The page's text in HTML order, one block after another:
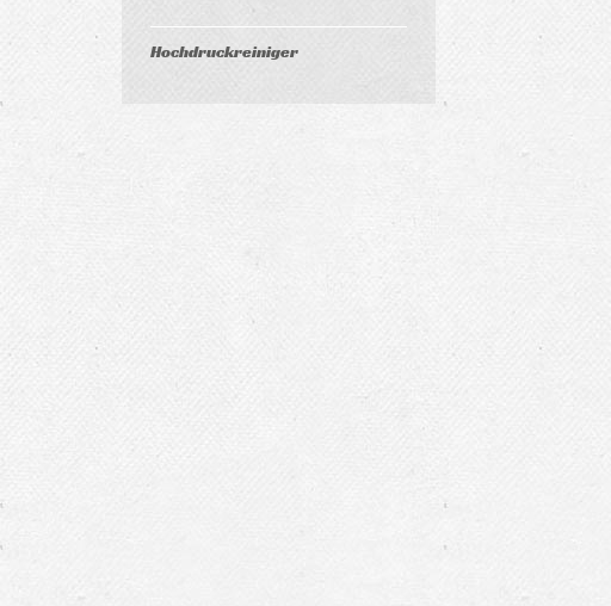
Hochdruckreiniger